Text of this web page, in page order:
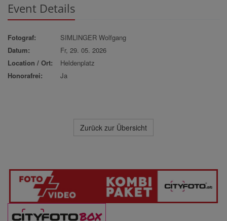
Event Details
Fotograf:
SIMLINGER Wolfgang
Datum:
Fr, 29. 05. 2026
Location / Ort:
Heldenplatz
Honorafrei:
Ja
Zurück zur Übersicht